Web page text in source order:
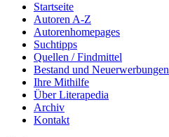
Startseite
Autoren A-Z
Autorenhomepages
Suchtipps
Quellen / Findmittel
Bestand und Neuerwerbungen
Ihre Mithilfe
Über Literapedia
Archiv
Kontakt